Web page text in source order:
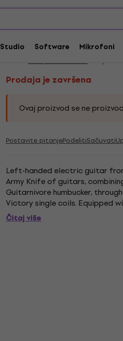
Studio Software Mikrofoni
Prodaja je završena
Chapman Guitars ML-
Chapman Guitars Kod
Prodaja je završena
Ovaj proizvod se ne
Postavite pitanjePodelitiSačuvati
Left-handed electric guitar
Army Knife of guitars,
Guitarnivore humbucker,
Victory single coils. Equipped
of awesome sounds to suit any...
Čitaj više